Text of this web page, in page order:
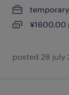
temporary
¥1600.00
posted 28 july